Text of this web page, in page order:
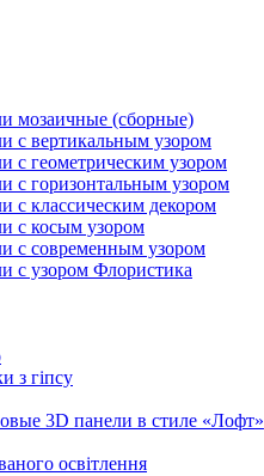
мозаичные (сборные)
с вертикальным узором
с геометрическим узором
с горизонтальным узором
с классическим декором
с косым узором
с современным узором
с узором Флористика
з гіпсу
3D панели в стиле «Лофт»
освітлення